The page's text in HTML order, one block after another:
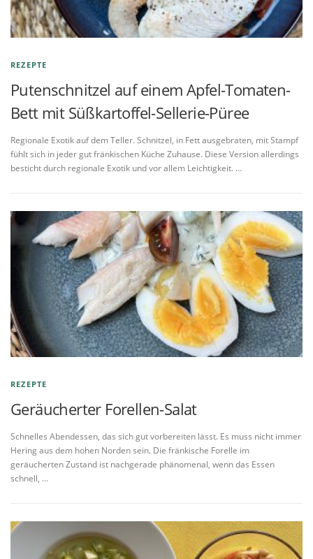
REZEPTE
Putenschnitzel auf einem Apfel-Tomaten-
Bett mit Süßkartoffel-Sellerie-Püree
Regionale Exotik auf dem Teller. Schnitzel, in Fett ausgebraten, mit Stampf
fühlt sich in jeder gut fränkischen Küche Zuhause. Diese Version allerdings
besticht durch regionale Exotik und vor allem Leichtigkeit. …
REZEPTE
Geräucherter Forellen-Salat
Schnelles Abendessen, das sich gut vorbereiten lässt. Es muss nicht immer
Hering aus dem hohen Norden sein. Die fränkische Forelle im
geräucherten Zustand ist nachgerade phänomenal, wenn das Essen
schnell, …